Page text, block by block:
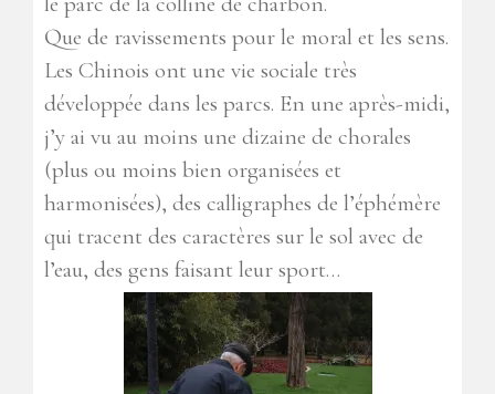
Que de ravissements pour le moral et les sens.
Les Chinois ont une vie sociale très
développée dans les parcs. En une après-midi,
j’y ai vu au moins une dizaine de chorales
(plus ou moins bien organisées et
harmonisées), des calligraphes de l’éphémère
qui tracent des caractères sur le sol avec de
l’eau, des gens faisant leur sport…